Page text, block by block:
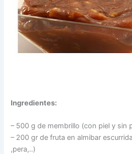
Ingredientes:
– 500 g de membrillo (con piel y sin
– 200 gr de fruta en almibar
,pera,..)